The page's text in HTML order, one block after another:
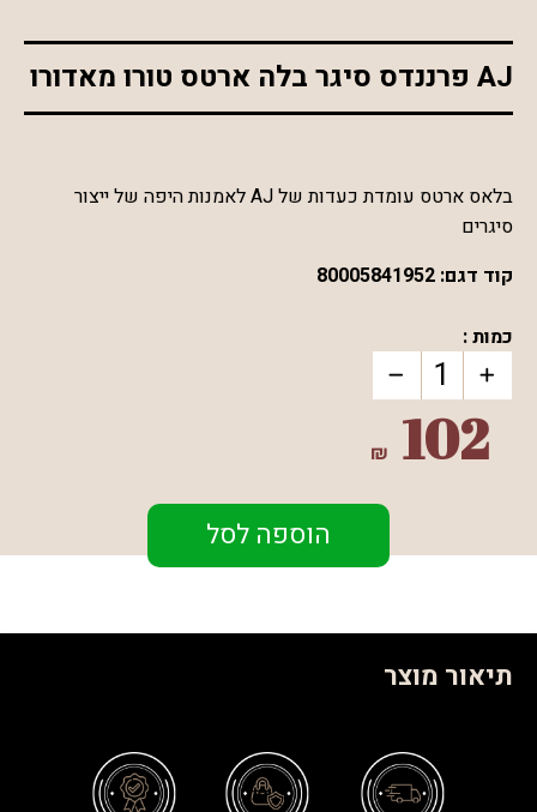
AJ פרננדס סיגר בלה ארטס טורו מאדורו
בלאס ארטס עומדת כעדות של AJ לאמנות היפה של ייצור
סיגרים
קוד דגם: 80005841952
כמות :
102
₪
הוספה לסל
תיאור מוצר